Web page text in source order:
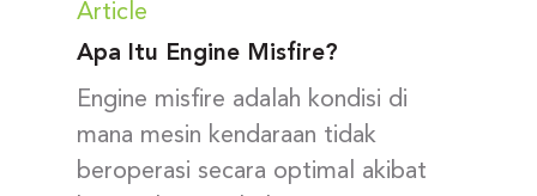
Article
Apa Itu Engine Misfire?
Engine misfire adalah kondisi di
mana mesin kendaraan tidak
beroperasi secara optimal akibat